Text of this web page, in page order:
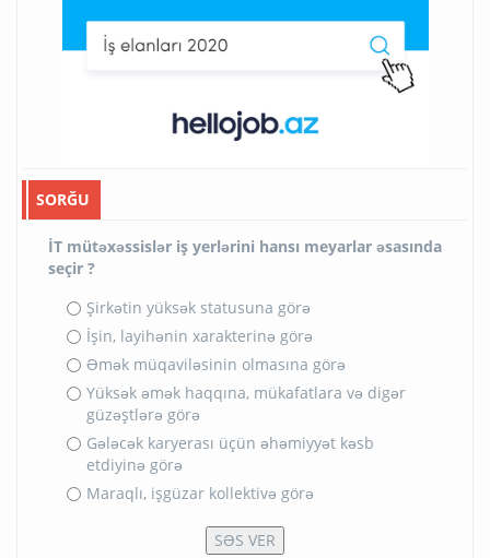
SORĞU
İT mütəxəssislər iş yerlərini hansı meyarlar əsasında
seçir ?
Şirkətin yüksək statusuna görə
İşin, layihənin xarakterinə görə
Əmək müqaviləsinin olmasına görə
Yüksək əmək haqqına, mükafatlara və digər
güzəştlərə görə
Gələcək karyerası üçün əhəmiyyət kəsb
etdiyinə görə
Maraqlı, işgüzar kollektivə görə